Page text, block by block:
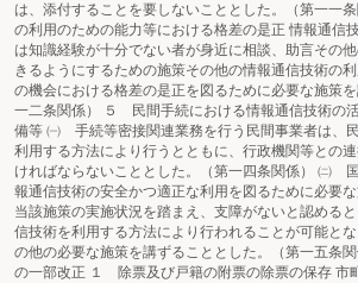
は、添付することを要しないこととした。（第一一
の利用のための能力等における格差の是正 情報通信
は知識経験が十分でない者が身近に相談、助言その
きるようにするための施策その他の情報通信技術の
の機会における格差の是正を図るために必要な施策
一二条関係） ５ 民間手続における情報通信技術の
備等 ㈠ 手続等密接関連業務を行う民間事業者は、
利用する方法により行うとともに、行政機関等との
ければならないこととした。（第一四条関係） ㈡
報通信技術の安全かつ適正な利用を図るために必要な
当該施策の実施状況を踏まえ、支障がないと認める
信技術を利用する方法により行われることが可能と
の他の必要な施策を講ずることとした。（第一五条
の一部改正 １ 除票及び戸籍の附票の除票の保存 市